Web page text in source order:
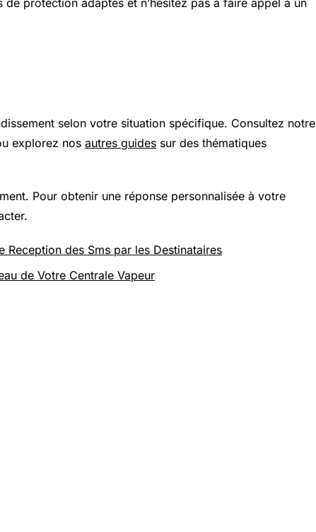
selon votre situation spécifique. Consultez notre
explorez nos autres guides sur des thématiques
Pour obtenir une réponse personnalisée à votre
Reception des Sms par les Destinataires
de Votre Centrale Vapeur